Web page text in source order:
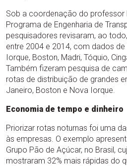
Sob a coordenação do professor
Programa de Engenharia de
pesquisadores revisaram, ao
entre 2004 e 2014, com dados
Iorque, Boston, Madri, Tóquio,
Também fizeram pesquisa de
rotas de distribuição de grandes
Janeiro, Boston e Nova Iorque.
Economia de tempo e dinheiro
Priorizar rotas noturnas foi uma
às empresas. O exemplo
Grupo Pão de Açúcar, no Brasil,
mostraram 32% mais rápidas do